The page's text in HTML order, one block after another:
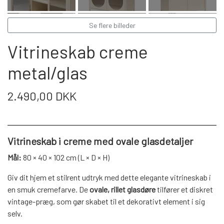
DAYBED/CHAISELONG
BELYSNING
REOL EDGE
REOL MISTRAL
VÆGPANELER
SPEJLE
BELYSNING
VÆGPANELER
BELYSNING
VÆGPANELER
VÆGPANELER
SPEJLE
SPEJLE
PARKERING
AFHENTNING
MONTERING & LEVERING
OM OS
Se flere billeder
Vitrineskab creme
metal/glas
2.490,00 DKK
Vitrineskab i creme med ovale glasdetaljer
Mål: 80 × 40 × 102 cm (L × D × H)
Giv dit hjem et stilrent udtryk med dette elegante vitrineskab i
en smuk cremefarve. Deovale, rillet glasdøretilfører et diskret
vintage-præg, som gør skabet til et dekorativt element i sig
selv.